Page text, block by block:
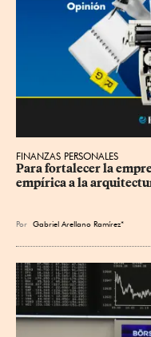
FINANZAS PERSONALES
Para fortalecer la
empírica a la
Por Gabriel Arellano Ramírez*